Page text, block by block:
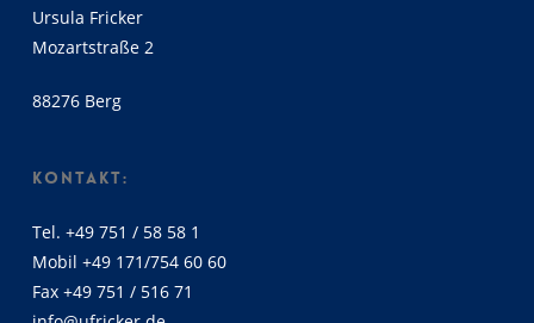
Ursula Fricker
Mozartstraße 2
88276 Berg
KONTAKT:
Tel. +49 751 / 58 58 1
Mobil +49 171/754 60 60
Fax +49 751 / 516 71